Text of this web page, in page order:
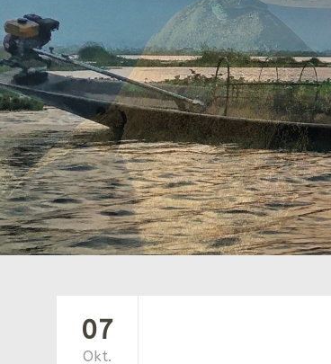
07
Okt.